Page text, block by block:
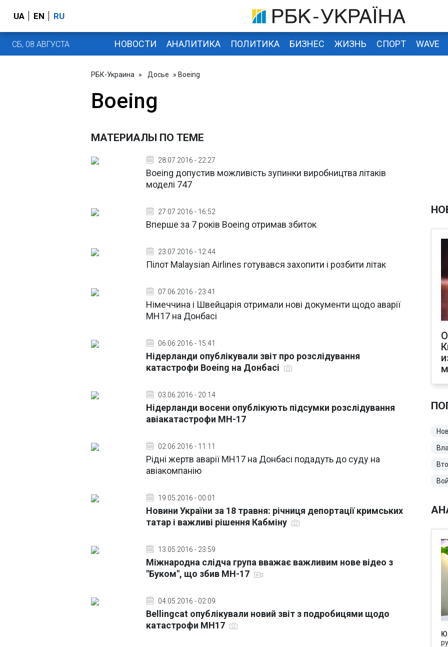
UA EN RU
СБ, 08 АВГУСТА НОВОСТИ АНАЛИТИКА ПОЛИТИКА БИЗНЕС ЖИЗНЬ СПОРТ WAVE
РБК-Украина » Досье » Boeing
Boeing
МАТЕРИАЛЫ ПО ТЕМЕ
28.07.2016 - 22:27
Boeing допустив можливість зупинки виробництва літаків
моделі 747
27.07.2016 - 16:52
Вперше за 7 років Boeing отримав збиток
23.07.2016 - 12:44
Пілот Malaysian Airlines готувався захопити і розбити літак
07.06.2016 - 23:41
Німеччина і Швейцарія отримали нові документи щодо аварії
МН17 на Донбасі
06.06.2016 - 15:41
Нідерланди опублікували звіт про розслідування
катастрофи Boeing на Донбасі
03.06.2016 - 20:14
Нідерланди восени опублікують підсумки розслідування
авіакатастрофи MH-17
02.06.2016 - 11:11
Рідні жертв аварії MH17 на Донбасі подадуть до суду на
авіакомпанію
19.05.2016 - 00:01
Новини України за 18 травня: річниця депортації кримських
татар і важливі рішення Кабміну
13.05.2016 - 23:59
Міжнародна слідча група вважає важливим нове відео з
"Буком", що збив МН-17
04.05.2016 - 02:09
Bellingcat опублікували новий звіт з подробицями щодо
катастрофи МН17